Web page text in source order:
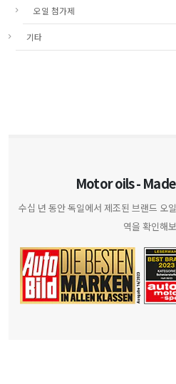
오일 첨가제
기타
Motor oils -
수십 년 동안 독일에서 제조된 브랜드 오
역을 확인해